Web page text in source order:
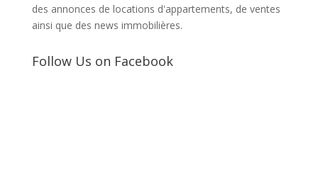
des annonces de locations d'appartements, de ventes
ainsi que des news immobilières.
Follow Us on Facebook